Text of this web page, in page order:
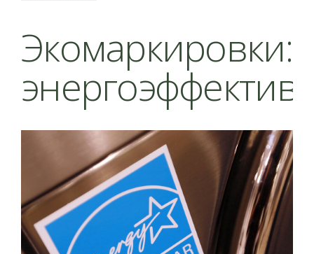
Экомаркировки: